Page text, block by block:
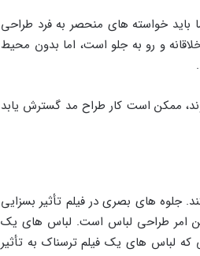
باید خواسته های منحصر به فرد طراحی
خلاقانه و رو به جلو است، اما بدون محیط
ممکن است کار طراح مد گسترش یابد
جلوه های بصری در فیلم تأثیر بسزایی
امر طراحی لباس است. لباس های یک
لباس های یک فیلم ترسناک به تأثیر